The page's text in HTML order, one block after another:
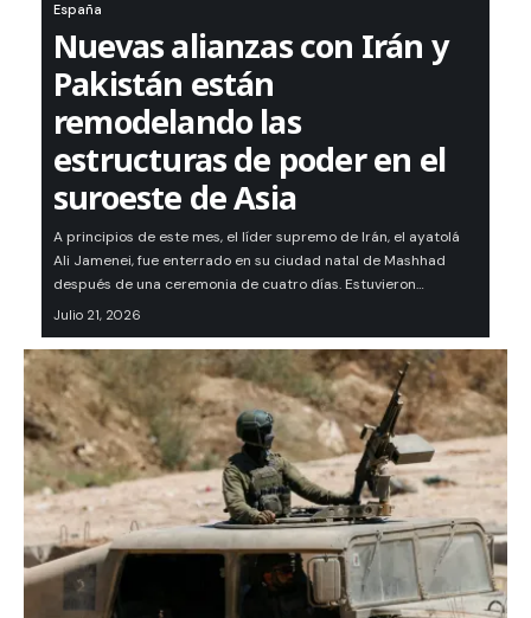
España
Nuevas alianzas con Irán y
Pakistán están
remodelando las
estructuras de poder en el
suroeste de Asia
A principios de este mes, el líder supremo de Irán, el ayatolá
Ali Jamenei, fue enterrado en su ciudad natal de Mashhad
después de una ceremonia de cuatro días. Estuvieron…
Julio 21, 2026